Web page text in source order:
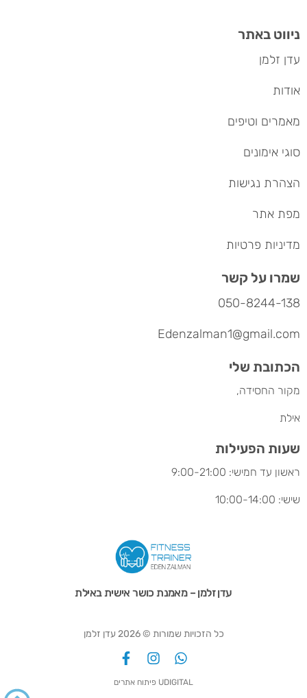
עדן זלמן – מאמנת כושר אישית באילת
ניווט באתר
הכתובת שלי
שמרו על קשר
שעות הפעילות
עדן זלמן
אודות
מאמרים וטיפים
סוגי אימונים
הצהרת נגישות
מפת אתר
מדיניות פרטיות
מקור החסידה,
אילת
050-8244-138
Edenzalman1@gmail.com
ראשון עד חמישי: 9:00-21:00
שישי: 10:00-14:00
כל הזכויות שמורות © 2026 עדן זלמן
UDIGITAL פיתוח אתרים